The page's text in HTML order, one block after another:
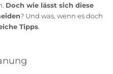
Doch wie lässt sich diese
? Und was, wenn es doch
Tipps.